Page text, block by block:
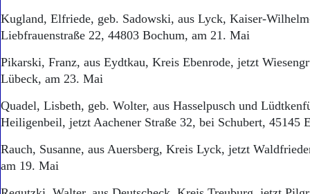
Kugland, Elfriede, geb. Sadowski, aus Lyck, Kaiser-
Liebfrauenstraße 22, 44803 Bochum, am 21. Mai
Pikarski, Franz, aus Eydtkau, Kreis Ebenrode, jetzt
Lübeck, am 23. Mai
Quadel, Lisbeth, geb. Wolter, aus Hasselpusch und
Heiligenbeil, jetzt Aachener Straße 32, bei Schubert, 45145
Rauch, Susanne, aus Auersberg, Kreis Lyck, jetzt
am 19. Mai